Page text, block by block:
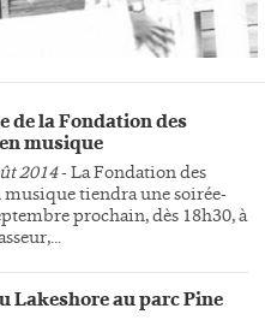
de la Fondation des
musique
2014- La Fondation des
musique tiendra une soirée-
prochain, dès 18h30, à
Lakeshore au parc Pine